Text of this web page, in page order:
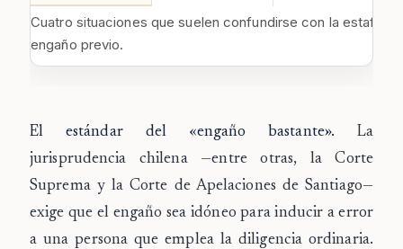
Cuatro situaciones que suelen confundirse con la estafa,
engaño previo.
El estándar del «engaño bastante». La
jurisprudencia chilena —entre otras, la Corte
Suprema y la Corte de Apelaciones de Santiago—
exige que el engaño sea idóneo para inducir a error
a una persona que emplea la diligencia ordinaria.